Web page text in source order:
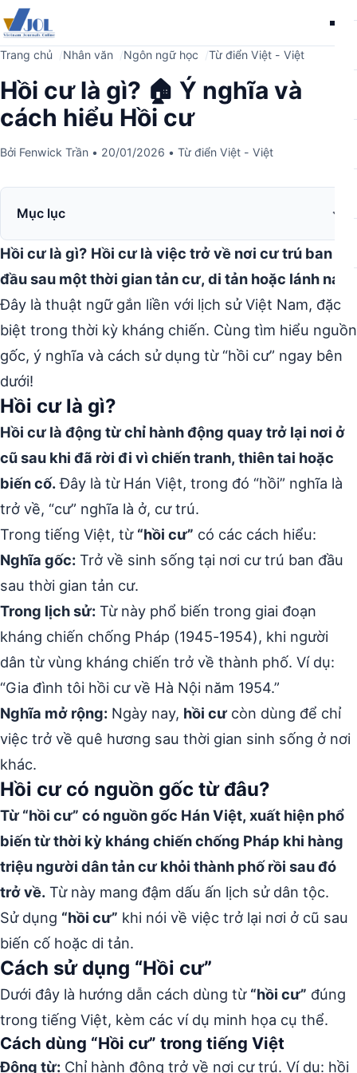
Trang chủ Nhân văn Ngôn ngữ học Từ điển Việt - Việt
Hồi cư là gì? 🏠 Ý nghĩa và
cách hiểu Hồi cư
Bởi Fenwick Trần • 20/01/2026 • Từ điển Việt - Việt
Mục lục
Hồi cư là gì? Hồi cư là việc trở về nơi cư trú ban
đầu sau một thời gian tản cư, di tản hoặc lánh nạn.
Đây là thuật ngữ gắn liền với lịch sử Việt Nam, đặc
biệt trong thời kỳ kháng chiến. Cùng tìm hiểu nguồn
gốc, ý nghĩa và cách sử dụng từ “hồi cư” ngay bên
dưới!
Hồi cư là gì?
Hồi cư là động từ chỉ hành động quay trở lại nơi ở
cũ sau khi đã rời đi vì chiến tranh, thiên tai hoặc
biến cố.Đây là từ Hán Việt, trong đó “hồi” nghĩa là
trở về, “cư” nghĩa là ở, cư trú.
Trong tiếng Việt, từ “hồi cư” có các cách hiểu:
Nghĩa gốc: Trở về sinh sống tại nơi cư trú ban đầu
sau thời gian tản cư.
Trong lịch sử: Từ này phổ biến trong giai đoạn
kháng chiến chống Pháp (1945-1954), khi người
dân từ vùng kháng chiến trở về thành phố. Ví dụ:
“Gia đình tôi hồi cư về Hà Nội năm 1954.”
Nghĩa mở rộng: Ngày nay, hồi cư còn dùng để chỉ
việc trở về quê hương sau thời gian sinh sống ở nơi
khác.
Hồi cư có nguồn gốc từ đâu?
Từ “hồi cư” có nguồn gốc Hán Việt, xuất hiện phổ
biến từ thời kỳ kháng chiến chống Pháp khi hàng
triệu người dân tản cư khỏi thành phố rồi sau đó
trở về. Từ này mang đậm dấu ấn lịch sử dân tộc.
Sử dụng “hồi cư” khi nói về việc trở lại nơi ở cũ sau
biến cố hoặc di tản.
Cách sử dụng “Hồi cư”
Dưới đây là hướng dẫn cách dùng từ “hồi cư” đúng
trong tiếng Việt, kèm các ví dụ minh họa cụ thể.
Cách dùng “Hồi cư” trong tiếng Việt
Động từ: Chỉ hành động trở về nơi cư trú. Ví dụ: hồi